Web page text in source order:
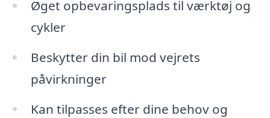
Øget opbevaringsplads til værktøj og
cykler
Beskytter din bil mod vejrets
påvirkninger
Kan tilpasses efter dine behov og